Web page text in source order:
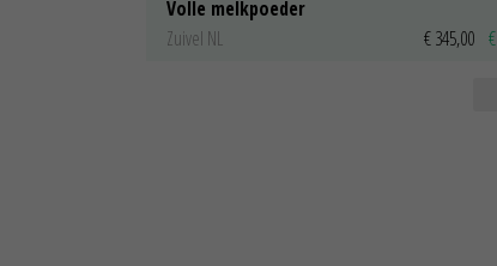
Volle melkpoeder
Zuivel NL
€ 345,00